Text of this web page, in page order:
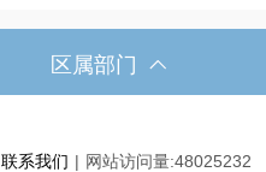
区属部门
联系我们 | 网站访问量:48025232